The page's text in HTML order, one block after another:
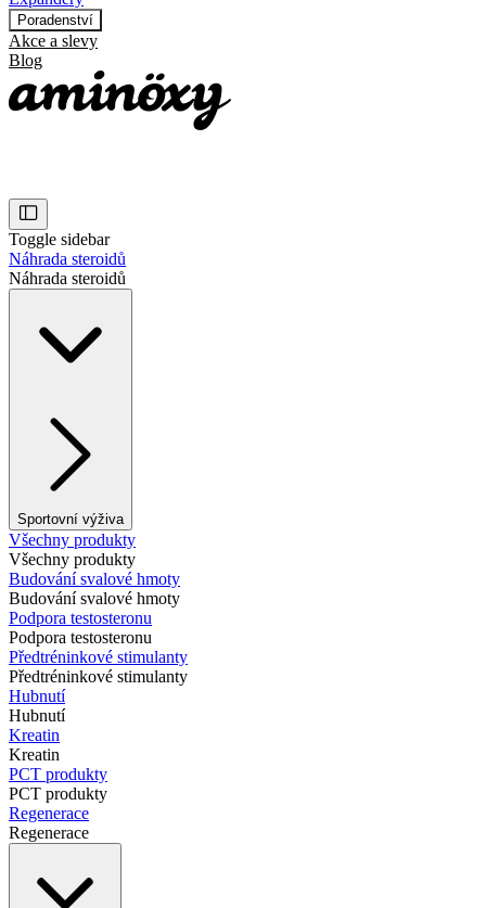
Poradenství
Akce a slevy
Blog
Toggle sidebar
Náhrada steroidů
Náhrada steroidů
Sportovní výživa
Všechny produkty
Všechny produkty
Budování svalové hmoty
Budování svalové hmoty
Podpora testosteronu
Podpora testosteronu
Předtréninkové stimulanty
Předtréninkové stimulanty
Hubnutí
Hubnutí
Kreatin
Kreatin
PCT produkty
PCT produkty
Regenerace
Regenerace